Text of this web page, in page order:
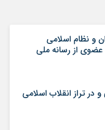
و نظام اسلامی
عضوی از رسانه ملی
تراز انقلاب اسلامی